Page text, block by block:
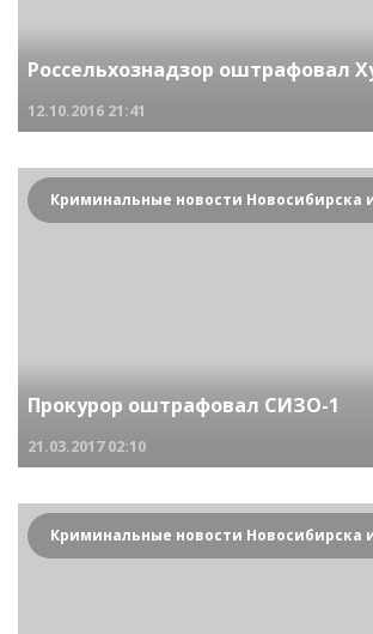
Россельхознадзор оштрафовал
12.10.2016 21:41
Прокурор оштрафовал СИЗО-1
21.03.2017 02:10